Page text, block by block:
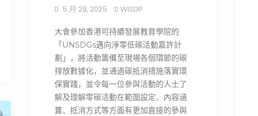
5 月 29, 2025 WISDP
大會參加香港可持續發展教育學院的
「UNSDGs邁向淨零低碳活動嘉許計
劃」，將活動籌備至現場各個環節的碳
排放數據化，並通過碳抵消措施落實環
保實踐，並令每一位參與活動的人士了
解及理解零碳活動在範圍設定、內容涵
蓋、抵消方式等方面有更加直接的參與